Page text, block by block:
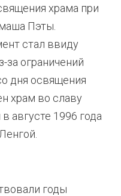
храма при
Пэты.
стал ввиду
за ограничений
дня освящения
храм во славу
августе 1996 года
годы